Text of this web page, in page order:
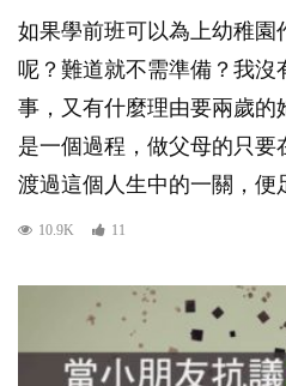
如果學前班可以為上幼稚園
呢？難道就不需準備？我沒
事，又有什麼理由要兩歲的
是一個過程，做父母的只
渡過這個人生中的一關，便
10.9K 11